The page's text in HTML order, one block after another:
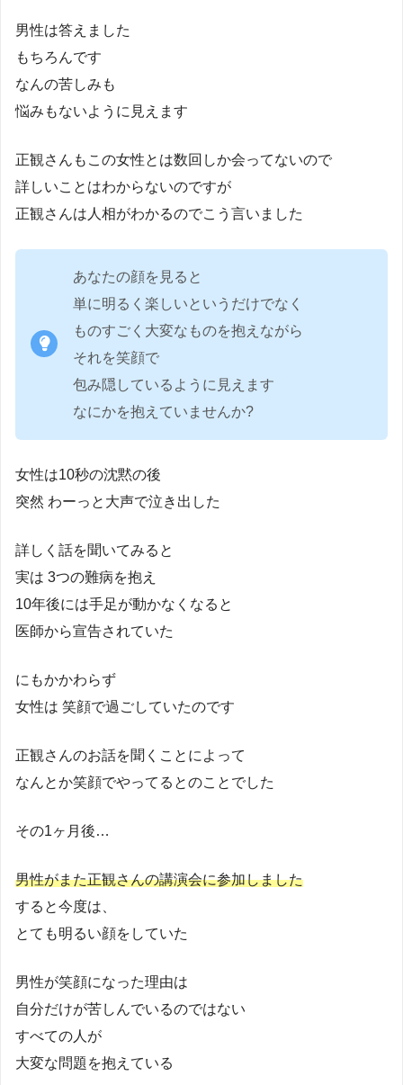
男性は答えました
もちろんです
なんの苦しみも
悩みもないように見えます
正観さんもこの女性とは数回しか会ってないので
詳しいことはわからないのですが
正観さんは人相がわかるのでこう言いました
あなたの顔を見ると
単に明るく楽しいというだけでなく
ものすごく大変なものを抱えながら
それを笑顔で
包み隠しているように見えます
なにかを抱えていませんか?
女性は10秒の沈黙の後
突然 わーっと大声で泣き出した
詳しく話を聞いてみると
実は 3つの難病を抱え
10年後には手足が動かなくなると
医師から宣告されていた
にもかかわらず
女性は 笑顔で過ごしていたのです
正観さんのお話を聞くことによって
なんとか笑顔でやってるとのことでした
その1ヶ月後…
男性がまた正観さんの講演会に参加しました
すると今度は、
とても明るい顔をしていた
男性が笑顔になった理由は
自分だけが苦しんでいるのではない
すべての人が
大変な問題を抱えている